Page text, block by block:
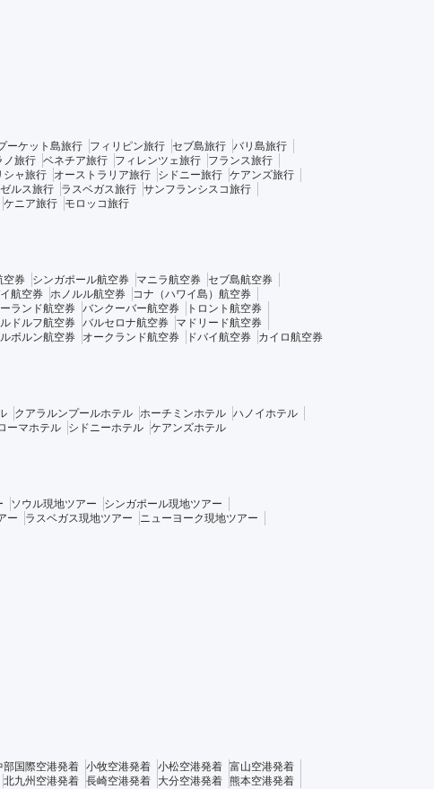
ーケット島旅行 フィリピン旅行 セブ島旅行 バリ島旅行
ノ旅行 ベネチア旅行 フィレンツェ旅行
フランス旅行
シャ旅行 オーストラリア旅行 シドニー旅行 ケアンズ旅行
ルス旅行 ラスベガス旅行 サンフランシスコ旅行
ケニア旅行 モロッコ旅行
空券 シンガポール航空券 マニラ航空券 セブ島航空券
航空券 ホノルル航空券
コナ（ハワイ島）航空券
ランド航空券 バンクーバー航空券
トロント航空券
ドルフ航空券 バルセロナ航空券
マドリード航空券
ボルン航空券 オークランド航空券 ドバイ航空券 カイロ航空券
クアラルンプールホテル ホーチミンホテル ハノイホテル
ーマホテル シドニーホテル ケアンズホテル
ソウル現地ツアー
シンガポール現地ツアー
ー ラスベガス現地ツアー
ニューヨーク現地ツアー
部国際空港発着 小牧空港発着 小松空港発着 富山空港発着
北九州空港発着 長崎空港発着 大分空港発着 熊本空港発着